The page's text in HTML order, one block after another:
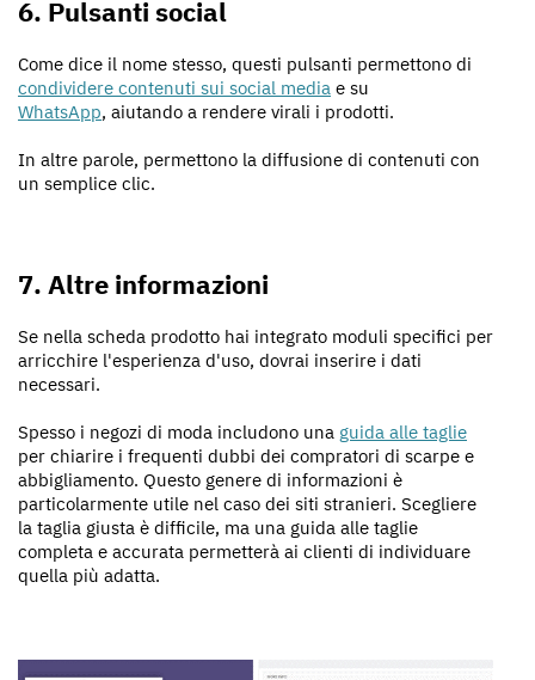
6. Pulsanti social
Come dice il nome stesso, questi pulsanti permettono di
condividere contenuti sui social media e su
WhatsApp, aiutando a rendere virali i prodotti.
In altre parole, permettono la diffusione di contenuti con
un semplice clic.
7. Altre informazioni
Se nella scheda prodotto hai integrato moduli specifici per
arricchire l'esperienza d'uso, dovrai inserire i dati
necessari.
Spesso i negozi di moda includono una guida alle taglie
per chiarire i frequenti dubbi dei compratori di scarpe e
abbigliamento. Questo genere di informazioni è
particolarmente utile nel caso dei siti stranieri. Scegliere
la taglia giusta è difficile, ma una guida alle taglie
completa e accurata permetterà ai clienti di individuare
quella più adatta.